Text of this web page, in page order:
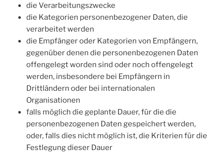
die Verarbeitungszwecke
die Kategorien personenbezogener Daten, die
verarbeitet werden
die Empfänger oder Kategorien von Empfängern,
gegenüber denen die personenbezogenen Daten
offengelegt worden sind oder noch offengelegt
werden, insbesondere bei Empfängern in
Drittländern oder bei internationalen
Organisationen
falls möglich die geplante Dauer, für die die
personenbezogenen Daten gespeichert werden,
oder, falls dies nicht möglich ist, die Kriterien für die
Festlegung dieser Dauer